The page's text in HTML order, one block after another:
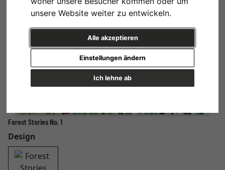
unsere Website weiter zu entwickeln.
Alle akzeptieren
Ich lehne ab
Einstellungen ändern
Forest Stories No. 1
Design